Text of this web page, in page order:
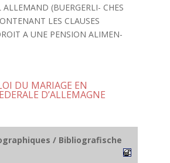
(BUERGERLI- CHES
LES CLAUSES
A UNE PENSION ALIMEN-
DU MARIAGE EN
D’ALLEMAGNE
/ Bibliografische